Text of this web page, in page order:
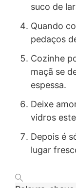
suco de
Quando
pedaços
Cozinhe
maçã se
espessa.
Deixe
vidros
Depois é
lugar